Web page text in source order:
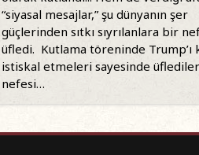
“siyasal mesajlar,” şu dünyanın şer
güçlerinden sıtkı sıyrılanlara bir
üfledi. Kutlama töreninde Trump’ı
istiskal etmeleri sayesinde
nefesi…